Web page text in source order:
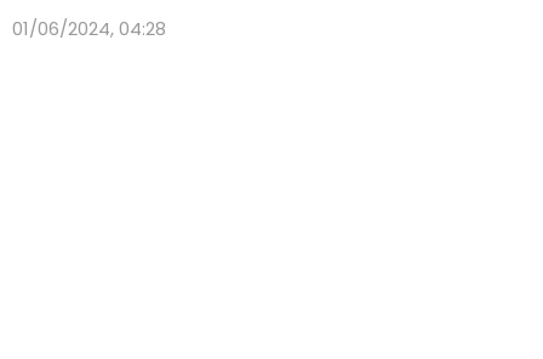
01/06/2024, 04:28